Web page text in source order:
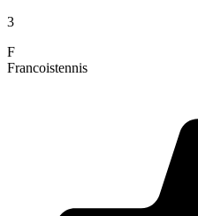
3
F
Francoistennis